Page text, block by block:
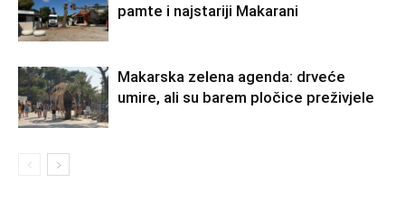
pamte i najstariji Makarani
Makarska zelena agenda: drveće
umire, ali su barem pločice preživjele